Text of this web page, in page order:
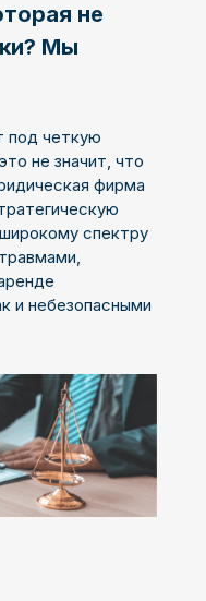
не
Мы
под четкую
не значит, что
фирма
спектру
и небезопасными